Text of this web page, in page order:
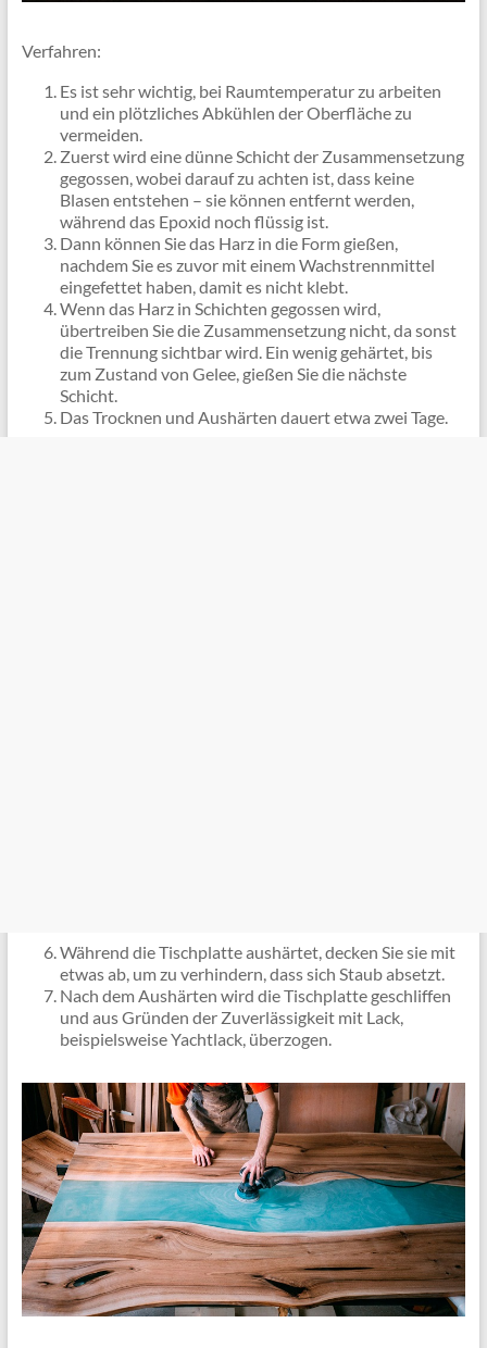
Verfahren:
Es ist sehr wichtig, bei Raumtemperatur zu arbeiten
und ein plötzliches Abkühlen der Oberfläche zu
vermeiden.
Zuerst wird eine dünne Schicht der Zusammensetzung
gegossen, wobei darauf zu achten ist, dass keine
Blasen entstehen – sie können entfernt werden,
während das Epoxid noch flüssig ist.
Dann können Sie das Harz in die Form gießen,
nachdem Sie es zuvor mit einem Wachstrennmittel
eingefettet haben, damit es nicht klebt.
Wenn das Harz in Schichten gegossen wird,
übertreiben Sie die Zusammensetzung nicht, da sonst
die Trennung sichtbar wird. Ein wenig gehärtet, bis
zum Zustand von Gelee, gießen Sie die nächste
Schicht.
Das Trocknen und Aushärten dauert etwa zwei Tage.
Während die Tischplatte aushärtet, decken Sie sie mit
etwas ab, um zu verhindern, dass sich Staub absetzt.
Nach dem Aushärten wird die Tischplatte geschliffen
und aus Gründen der Zuverlässigkeit mit Lack,
beispielsweise Yachtlack, überzogen.